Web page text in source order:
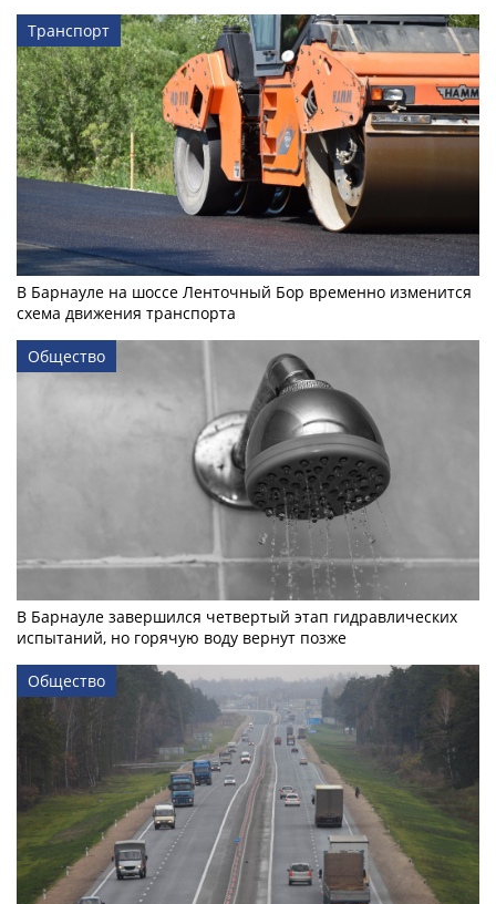
Транспорт
В Барнауле на шоссе Ленточный Бор временно изменится
схема движения транспорта
Общество
В Барнауле завершился четвертый этап гидравлических
испытаний, но горячую воду вернут позже
Общество